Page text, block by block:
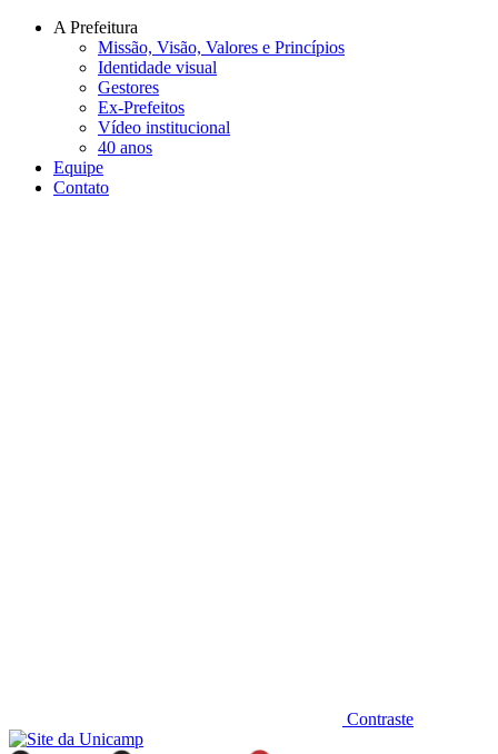
Conteúdo principal
A Prefeitura
Missão, Visão, Valores e Princípios
Identidade visual
Gestores
Ex-Prefeitos
Vídeo institucional
40 anos
Equipe
Contato
Contraste